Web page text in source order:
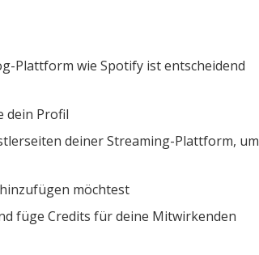
Plattform wie Spotify ist entscheidend
dein Profil
deiner Streaming-Plattform, um
möchtest
füge Credits für deine Mitwirkenden